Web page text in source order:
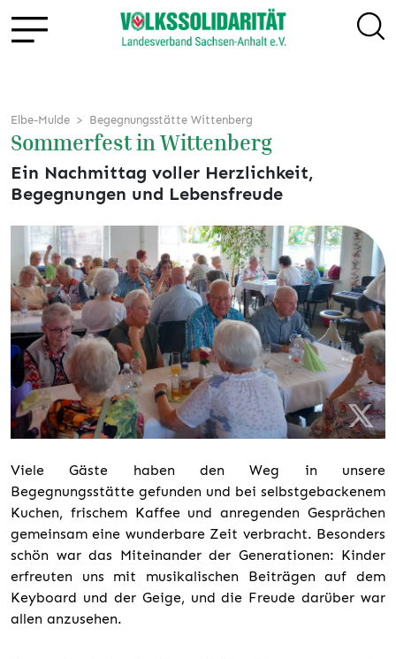
Elbe-Mulde Begegnungsstätte Wittenberg
Sommerfest in Wittenberg
Ein Nachmittag voller Herzlichkeit,
Begegnungen und Lebensfreude
Viele Gäste haben den Weg in unsere
Begegnungsstätte gefunden und bei selbstgebackenem
Kuchen, frischem Kaffee und anregenden Gesprächen
gemeinsam eine wunderbare Zeit verbracht. Besonders
schön war das Miteinander der Generationen: Kinder
erfreuten uns mit musikalischen Beiträgen auf dem
Keyboard und der Geige, und die Freude darüber war
allen anzusehen.